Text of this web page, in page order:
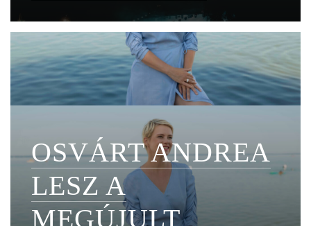
OSVÁRT ANDREA
LESZ A
MEGÚJULT